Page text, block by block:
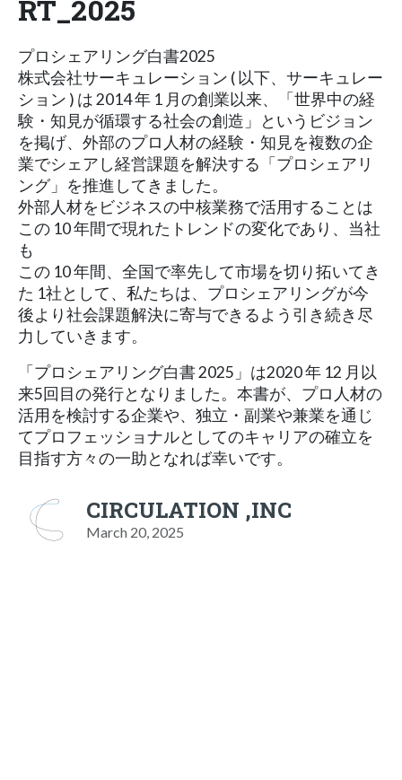
RT_2025
プロシェアリング白書2025
株式会社サーキュレーション ( 以下、サーキュレー
ション ) は 2014 年 1 月の創業以来、「世界中の経
験・知見が循環する社会の創造」というビジョン
を掲げ、外部のプロ人材の経験・知見を複数の企
業でシェアし経営課題を解決する「プロシェアリ
ング」を推進してきました。
外部人材をビジネスの中核業務で活用することは
この 10 年間で現れたトレンドの変化であり、当社
も
この 10 年間、全国で率先して市場を切り拓いてき
た 1社として、私たちは、プロシェアリングが今
後より社会課題解決に寄与できるよう引き続き尽
力していきます。
「プロシェアリング白書 2025」は2020 年 12 月以
来5回目の発行となりました。本書が、プロ人材の
活用を検討する企業や、独立・副業や兼業を通じ
てプロフェッショナルとしてのキャリアの確立を
目指す方々の一助となれば幸いです。
CIRCULATION ,INC
March 20, 2025